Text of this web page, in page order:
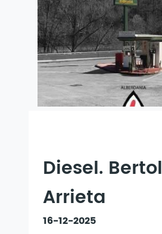
Diesel. Bertol
Arrieta
16-12-2025